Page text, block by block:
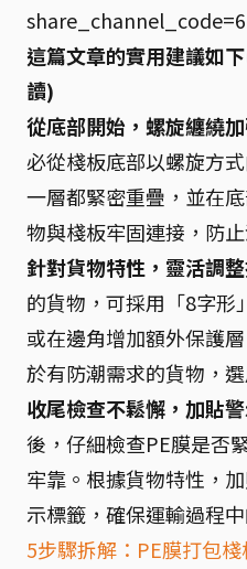
share_channel_code=6
這篇文章的實用建議如
讀)
從底部開始，螺旋纏繞加
必從棧板底部以螺旋方
一層都緊密重疊，並在
物與棧板牢固連接，防止
針對貨物特性，靈活調整
的貨物，可採用「8字形
或在邊角增加額外保護
於有防潮需求的貨物，
收尾檢查不鬆懈，加貼
後，仔細檢查PE膜是否
牢靠。根據貨物特性，
示標籤，確保運輸過程
5步驟拆解：PE膜打包